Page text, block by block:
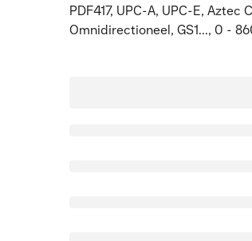
PDF417, UPC-A, UPC-E,
Omnidirectioneel, GS1..., 0 -